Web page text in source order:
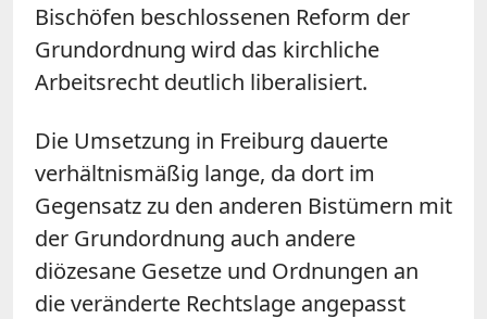
Bischöfen beschlossenen Reform der
Grundordnung wird das kirchliche
Arbeitsrecht deutlich liberalisiert.
Die Umsetzung in Freiburg dauerte
verhältnismäßig lange, da dort im
Gegensatz zu den anderen Bistümern mit
der Grundordnung auch andere
diözesane Gesetze und Ordnungen an
die veränderte Rechtslage angepasst